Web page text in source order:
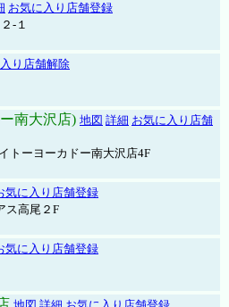
お気に入り店舗登録
-１
り店舗解除
南大沢店) 地図 詳細 お気に入り店舗
トーヨーカドー南大沢店4F
気に入り店舗登録
ス高尾２F
気に入り店舗登録